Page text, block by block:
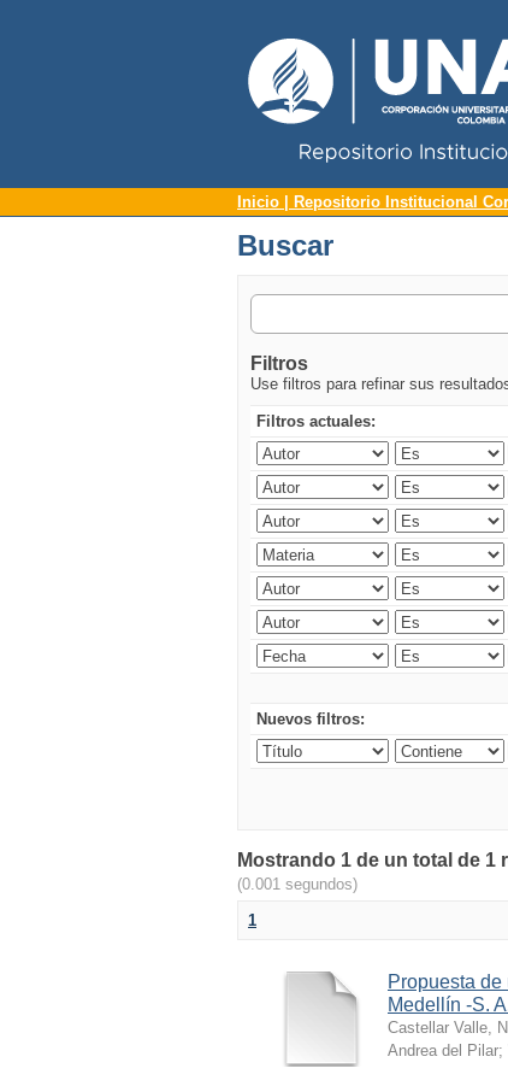
Buscar
Inicio | Repositorio Institucional
Buscar
Filtros
Use filtros para refinar sus
Filtros actuales:
Nuevos filtros:
Mostrando 1 de un total de
(0.001 segundos)
1
Propuesta
Medellín -S.
Castellar Valle,
Andrea del Pilar;